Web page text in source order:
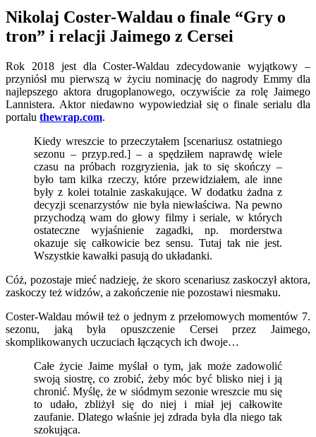
Nikolaj Coster-Waldau o finale “Gry o
tron” i relacji Jaimego z Cersei
Rok 2018 jest dla Coster-Waldau zdecydowanie wyjątkowy –
przyniósł mu pierwszą w życiu nominację do nagrody Emmy dla
najlepszego aktora drugoplanowego, oczywiście za rolę Jaimego
Lannistera. Aktor niedawno wypowiedział się o finale serialu dla
portalu thewrap.com.
Kiedy wreszcie to przeczytałem [scenariusz ostatniego
sezonu – przyp.red.] – a spędziłem naprawdę wiele
czasu na próbach rozgryzienia, jak to się skończy –
było tam kilka rzeczy, które przewidziałem, ale inne
były z kolei totalnie zaskakujące. W dodatku żadna z
decyzji scenarzystów nie była niewłaściwa. Na pewno
przychodzą wam do głowy filmy i seriale, w których
ostateczne wyjaśnienie zagadki, np. morderstwa
okazuje się całkowicie bez sensu. Tutaj tak nie jest.
Wszystkie kawałki pasują do układanki.
Cóż, pozostaje mieć nadzieję, że skoro scenariusz zaskoczył aktora,
zaskoczy też widzów, a zakończenie nie pozostawi niesmaku.
Coster-Waldau mówił też o jednym z przełomowych momentów 7.
sezonu, jaką była opuszczenie Cersei przez Jaimego,
skomplikowanych uczuciach łączących ich dwoje…
Całe życie Jaime myślał o tym, jak może zadowolić
swoją siostrę, co zrobić, żeby móc być blisko niej i ją
chronić. Myślę, że w siódmym sezonie wreszcie mu się
to udało, zbliżył się do niej i miał jej całkowite
zaufanie. Dlatego właśnie jej zdrada była dla niego tak
szokująca.